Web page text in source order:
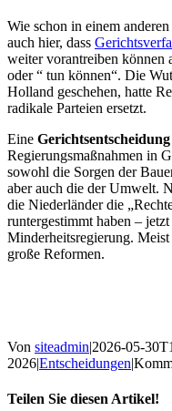
Wie schon in einem anderen
auch hier, dass
weiter vorantreiben können
oder “ tun können“. Die
Holland geschehen, hatte
radikale Parteien ersetzt.
Eine Gerichtsentscheidung
Regierungsmaßnahmen in
sowohl die Sorgen der
aber auch die der Umwelt.
die Niederländer die
runtergestimmt haben –
Minderheitsregierung.
große Reformen.
Von siteadmin|2026-05-
2026|Entscheidungen|
Teilen Sie diesen Artikel!